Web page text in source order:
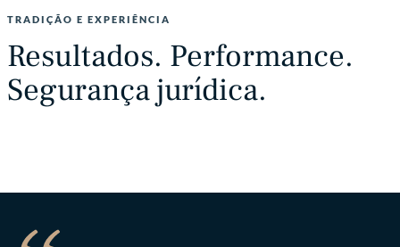
TRADIÇÃO E EXPERIÊNCIA
Resultados. Performance.
Segurança jurídica.